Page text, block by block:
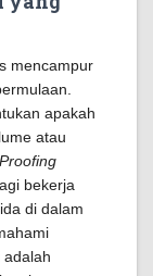
mencampur
apakah
atau
Proofing
bekerja
di dalam